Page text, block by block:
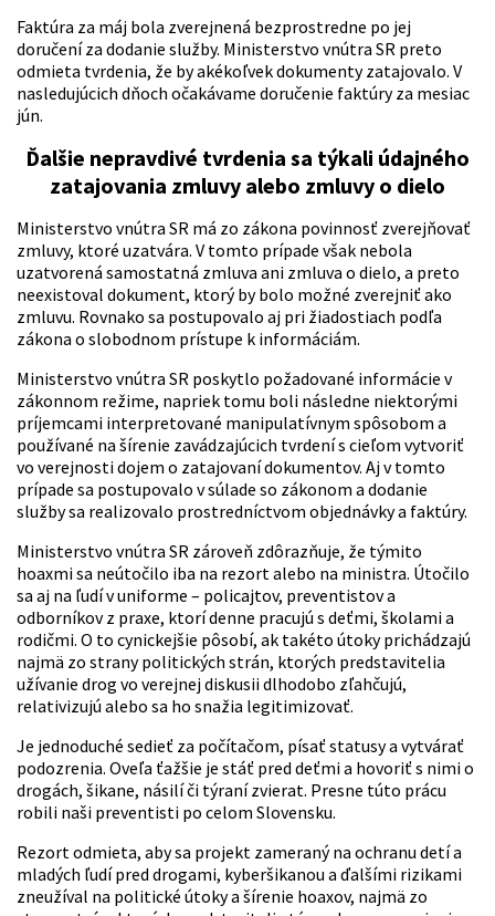
Faktúra za máj bola zverejnená bezprostredne po jej
doručení za dodanie služby. Ministerstvo vnútra SR preto
odmieta tvrdenia, že by akékoľvek dokumenty zatajovalo. V
nasledujúcich dňoch očakávame doručenie faktúry za mesiac
jún.
Ďalšie nepravdivé tvrdenia sa týkali údajného
zatajovania zmluvy alebo zmluvy o dielo
Ministerstvo vnútra SR má zo zákona povinnosť zverejňovať
zmluvy, ktoré uzatvára. V tomto prípade však nebola
uzatvorená samostatná zmluva ani zmluva o dielo, a preto
neexistoval dokument, ktorý by bolo možné zverejniť ako
zmluvu. Rovnako sa postupovalo aj pri žiadostiach podľa
zákona o slobodnom prístupe k informáciám.
Ministerstvo vnútra SR poskytlo požadované informácie v
zákonnom režime, napriek tomu boli následne niektorými
príjemcami interpretované manipulatívnym spôsobom a
používané na šírenie zavádzajúcich tvrdení s cieľom vytvoriť
vo verejnosti dojem o zatajovaní dokumentov. Aj v tomto
prípade sa postupovalo v súlade so zákonom a dodanie
služby sa realizovalo prostredníctvom objednávky a faktúry.
Ministerstvo vnútra SR zároveň zdôrazňuje, že týmito
hoaxmi sa neútočilo iba na rezort alebo na ministra. Útočilo
sa aj na ľudí v uniforme – policajtov, preventistov a
odborníkov z praxe, ktorí denne pracujú s deťmi, školami a
rodičmi. O to cynickejšie pôsobí, ak takéto útoky prichádzajú
najmä zo strany politických strán, ktorých predstavitelia
užívanie drog vo verejnej diskusii dlhodobo zľahčujú,
relativizujú alebo sa ho snažia legitimizovať.
Je jednoduché sedieť za počítačom, písať statusy a vytvárať
podozrenia. Oveľa ťažšie je stáť pred deťmi a hovoriť s nimi o
drogách, šikane, násilí či týraní zvierat. Presne túto prácu
robili naši preventisti po celom Slovensku.
Rezort odmieta, aby sa projekt zameraný na ochranu detí a
mladých ľudí pred drogami, kyberšikanou a ďalšími rizikami
zneužíval na politické útoky a šírenie hoaxov, najmä zo